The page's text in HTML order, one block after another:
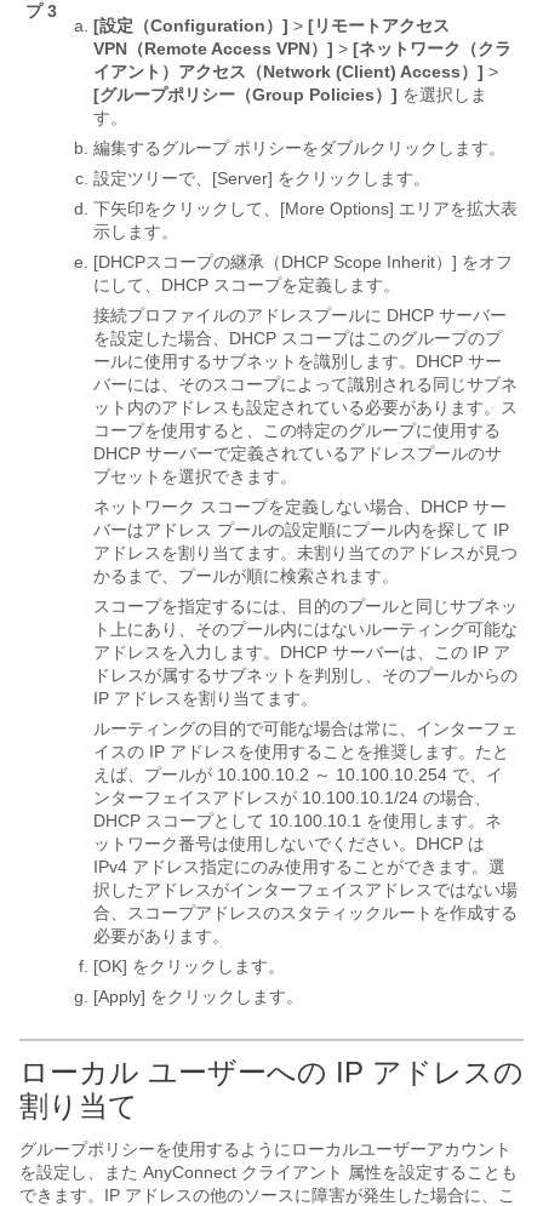
プ 3
[設定（Configuration）] > [リモートアクセス
VPN（Remote Access VPN）] > [ネットワーク（クラ
イアント）アクセス（Network (Client) Access）] >
[グループポリシー（Group Policies）] を選択しま
す。
編集するグループ ポリシーをダブルクリックします。
設定ツリーで、[Server] をクリックします。
下矢印をクリックして、[More Options] エリアを拡大表
示します。
[DHCPスコープの継承（DHCP Scope Inherit）] をオフ
にして、DHCP スコープを定義します。
接続プロファイルのアドレスプールに DHCP サーバー
を設定した場合、DHCP スコープはこのグループのプ
ールに使用するサブネットを識別します。DHCP サー
バーには、そのスコープによって識別される同じサブネ
ット内のアドレスも設定されている必要があります。ス
コープを使用すると、この特定のグループに使用する
DHCP サーバーで定義されているアドレスプールのサ
ブセットを選択できます。
ネットワーク スコープを定義しない場合、DHCP サー
バーはアドレス プールの設定順にプール内を探して IP
アドレスを割り当てます。未割り当てのアドレスが見つ
かるまで、プールが順に検索されます。
スコープを指定するには、目的のプールと同じサブネッ
ト上にあり、そのプール内にはないルーティング可能な
アドレスを入力します。DHCP サーバーは、この IP ア
ドレスが属するサブネットを判別し、そのプールからの
IP アドレスを割り当てます。
ルーティングの目的で可能な場合は常に、インターフェ
イスの IP アドレスを使用することを推奨します。たと
えば、プールが 10.100.10.2 ～ 10.100.10.254 で、イ
ンターフェイスアドレスが 10.100.10.1/24 の場合、
DHCP スコープとして 10.100.10.1 を使用します。ネ
ットワーク番号は使用しないでください。DHCP は
IPv4 アドレス指定にのみ使用することができます。選
択したアドレスがインターフェイスアドレスではない場
合、スコープアドレスのスタティックルートを作成する
必要があります。
[OK] をクリックします。
[Apply] をクリックします。
ローカル ユーザーへの IP アドレスの
割り当て
グループポリシーを使用するようにローカルユーザーアカウント
を設定し、また AnyConnect クライアント 属性を設定することも
できます。IP アドレスの他のソースに障害が発生した場合に、こ